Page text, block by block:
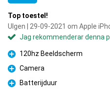
Top toestel!
Ulgen | 29-09-2021 om Apple
Jag rekommenderar denna
Fördelar
120hz Beeldscherm
Fördelar
Camera
Fördelar
Batterijduur